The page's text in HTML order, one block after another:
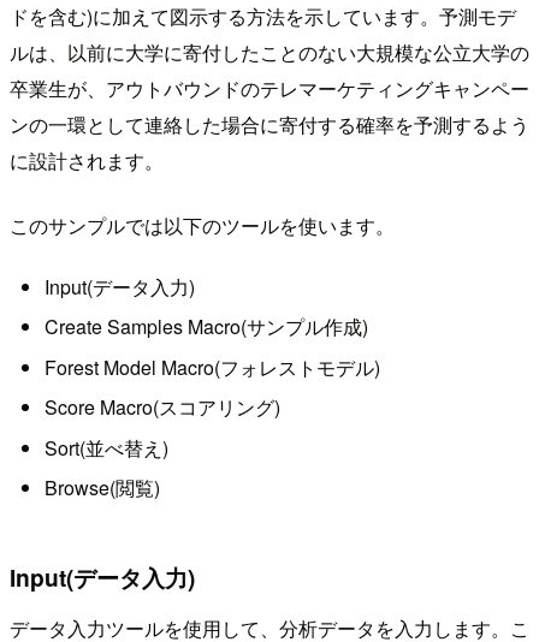
ドを含む)に加えて図示する方法を示しています。予測モデ
ルは、以前に大学に寄付したことのない大規模な公立大学の
卒業生が、アウトバウンドのテレマーケティングキャンペー
ンの一環として連絡した場合に寄付する確率を予測するよう
に設計されます。
このサンプルでは以下のツールを使います。
Input(データ入力)
Create Samples Macro(サンプル作成)
Forest Model Macro(フォレストモデル)
Score Macro(スコアリング)
Sort(並べ替え)
Browse(閲覧)
Input(データ入力)
データ入力ツールを使用して、分析データを入力します。こ